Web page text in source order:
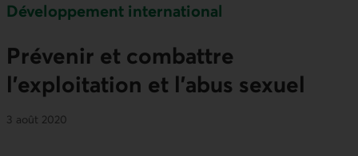
Développement international
Prévenir et combattre
l’exploitation et l’abus sexuel
3 août 2020